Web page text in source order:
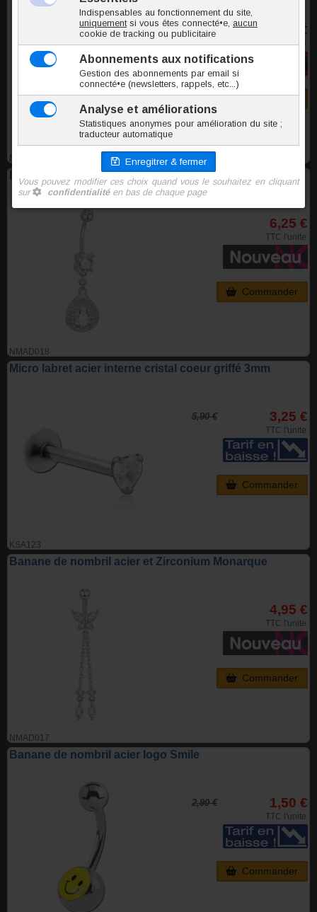
NMAD019
6,25 €
TTC l'unite
Commander
Banane de nombril acier et Zirconium Hanaa
NMAD018
6,25 €
TTC l'unite
Commander
Micro labret acier interne cristal coeur griffé 3mm
KSA123
5,90 € 3,25 €
TTC l'unite
Commander
Banane de nombril acier et Zirconium Monarque
NMAD017
4,95 €
TTC l'unite
Commander
Banane de nombril acier logo Smile
2,90 € 1,50 €
TTC l'unite
Commander